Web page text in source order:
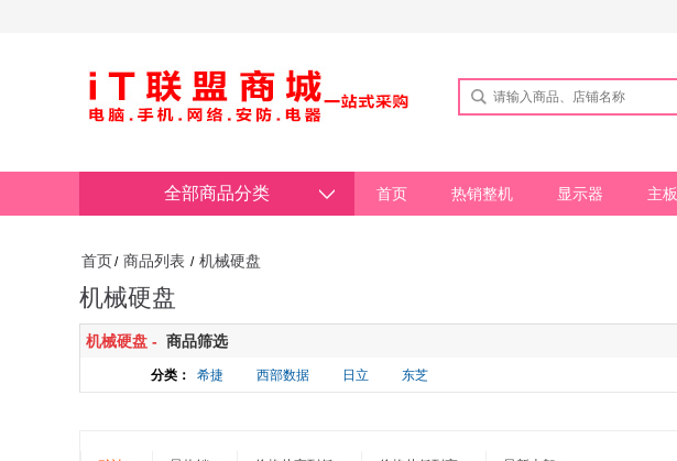
全部商品分类 首页 热销整机 显示器 主板
首页 / 商品列表 / 机械硬盘
机械硬盘
机械硬盘 - 商品筛选
分类： 希捷 西部数据 日立 东芝